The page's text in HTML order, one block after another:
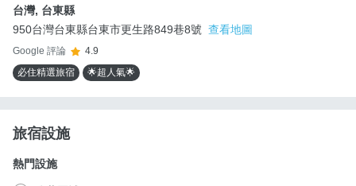
台灣, 台東縣
950台灣台東縣台東市更生路849巷8號 查看地圖
Google 評論
4.9
必住精選旅宿
🌟超人氣🌟
旅宿設施
熱門設施